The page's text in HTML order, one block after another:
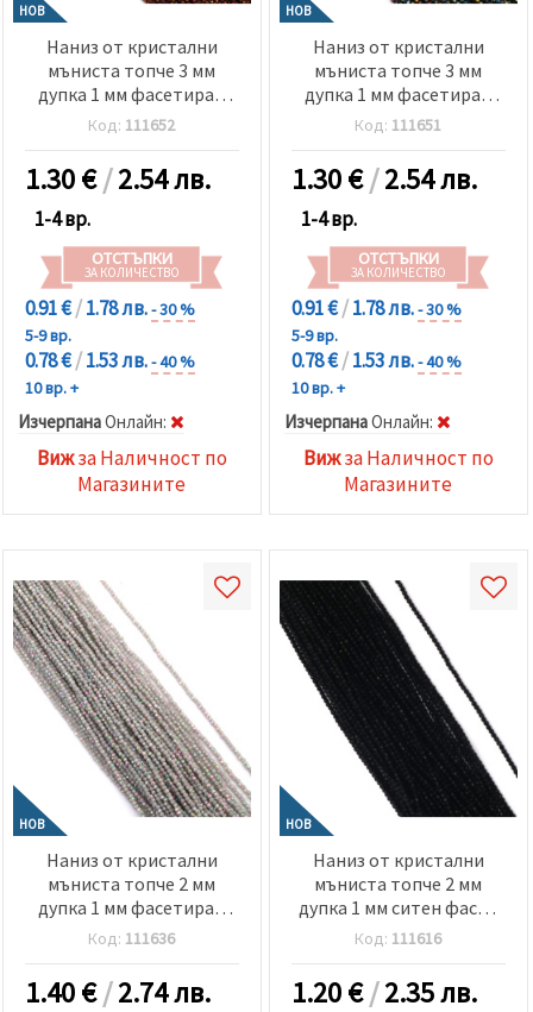
НОВ
Наниз от кристални
мъниста топче 3 мм
дупка 1 мм фасетиран
плътен галванизиран
цвят ирис злато ~140
броя
Код: 111652
1.30€/2.54 лв.
1-4 вр.
ОТСТЪПКИ
ЗА КОЛИЧЕСТВО
0.91 €/1.78 лв.- 30 %
5-9 вр.
0.78 €/1.53 лв.- 40 %
10 вр. +
ИзчерпанаOнлайн:
Вижза Наличност по
Магазините
НОВ
Наниз от кристални
мъниста топче 3 мм
дупка 1 мм фасетиран
плътен галванизиран
цвят ирис графит ~140
броя
Код: 111651
1.30€/2.54 лв.
1-4 вр.
ОТСТЪПКИ
ЗА КОЛИЧЕСТВО
0.91 €/1.78 лв.- 30 %
5-9 вр.
0.78 €/1.53 лв.- 40 %
10 вр. +
ИзчерпанаOнлайн:
Вижза Наличност по
Магазините
НОВ
Наниз от кристални
мъниста топче 2 мм
дупка 1 мм фасетиран
галванизиран плътен
матиран цвят светло
сив дъга ~190 броя
Код: 111636
1.40€/2.74 лв.
НОВ
Наниз от кристални
мъниста топче 2 мм
дупка 1 мм ситен фасет
цвят черен ~180 броя
Код: 111616
1.20€/2.35 лв.